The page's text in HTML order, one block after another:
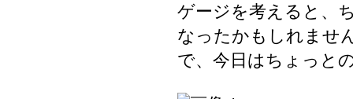
ゲージを考えると、
なったかもしれませ
で、今日はちょっと